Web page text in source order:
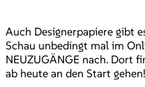
Auch Designerpapiere gibt
Schau unbedingt mal im
NEUZUGÄNGE nach. Dort
ab heute an den Start gehen!